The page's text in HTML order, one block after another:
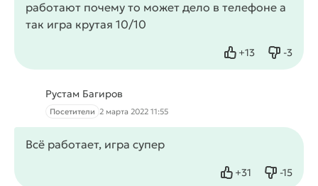
работают почему то может дело в телефоне а
так игра крутая 10/10
+13
Нравится -3
Не
Рустам Багиров
Посетители 2 марта 2022 11:55
Всё работает, игра супер
+31
Нравится -15
Не